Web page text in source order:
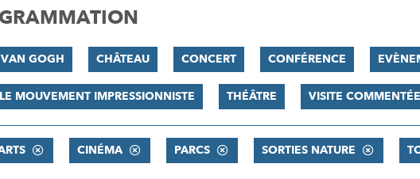
GOGH CHÂTEAU CONCERT CONFÉRENCE
LE MOUVEMENT IMPRESSIONNISTE THÉÂTRE VISITE COMMENTÉE
CINÉMA PARCS SORTIES NATURE